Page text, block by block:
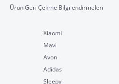
Ürün Geri Çekme Bilgilendirmeleri
Xiaomi
Mavi
Avon
Adidas
Sleepy